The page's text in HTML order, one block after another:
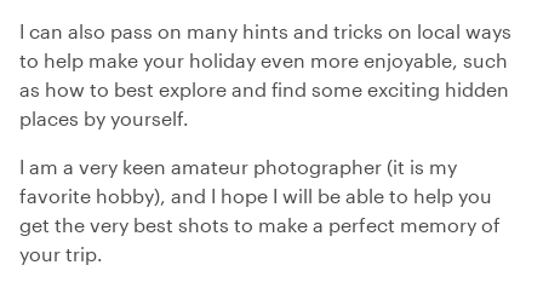
I can also pass on many hints and tricks on local ways
to help make your holiday even more enjoyable, such
as how to best explore and find some exciting hidden
places by yourself.
I am a very keen amateur photographer (it is my
favorite hobby), and I hope I will be able to help you
get the very best shots to make a perfect memory of
your trip.